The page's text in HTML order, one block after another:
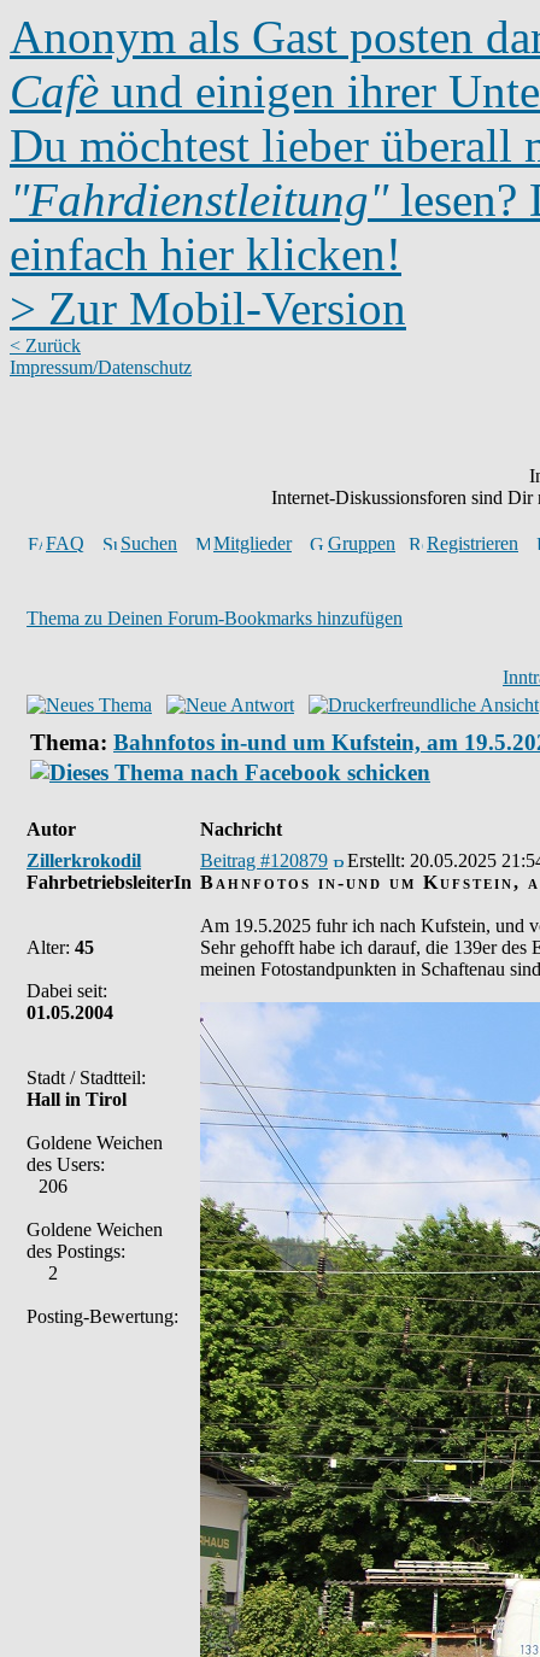
Anonym als Gast posten
Cafè und einigen ihrer
Du möchtest lieber überall
"Fahrdienstleitung"lesen?
einfach hier klicken!
> Zur Mobil-Version
< Zurück
Impressum/Datenschutz
Internet-Diskussionsforen sind
FAQ Suchen Mitglieder Gruppen Registrieren
Thema zu Deinen Forum-Bookmarks hinzufügen
Thema: Bahnfotos in-und um Kufstein, am
Autor
Nachricht
Zillerkrokodil
FahrbetriebsleiterIn
Alter: 45
Dabei seit:
01.05.2004
Stadt / Stadtteil:
Hall in Tirol
Goldene Weichen
des Users:
206
Goldene Weichen
des Postings:
2
Posting-Bewertung:
Beitrag #120879 Erstellt: 20.05.2025
Bahnfotos in-und um Kufstein,
Am 19.5.2025 fuhr ich nach Kufstein, und
Sehr gehofft habe ich darauf, die 139er
meinen Fotostandpunkten in Schaftenau